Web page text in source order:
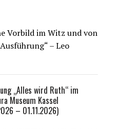
Vorbild im Witz und von
– Leo
„Alles wird Ruth“ im
Museum Kassel
– 01.11.2026)